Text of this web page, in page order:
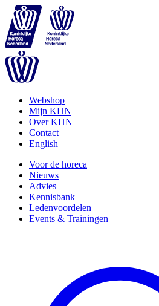
Webshop
Mijn KHN
Over KHN
Contact
English
Voor de horeca
Nieuws
Advies
Kennisbank
Ledenvoordelen
Events & Trainingen